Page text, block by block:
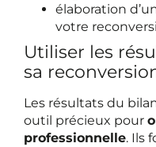
élaboration
votre
Utiliser les
sa
Les résultats du
outil précieux pour
professionnelle. Ils